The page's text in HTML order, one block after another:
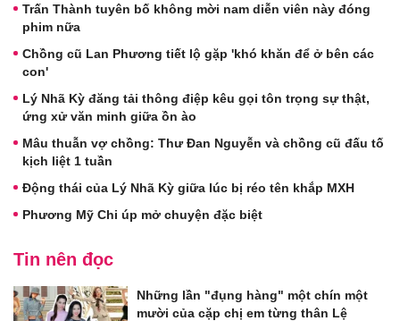
Trấn Thành tuyên bố không mời nam diễn viên này đóng
phim nữa
Chồng cũ Lan Phương tiết lộ gặp 'khó khăn để ở bên các
con'
Lý Nhã Kỳ đăng tải thông điệp kêu gọi tôn trọng sự thật,
ứng xử văn minh giữa ồn ào
Mâu thuẫn vợ chồng: Thư Đan Nguyễn và chồng cũ đấu tố
kịch liệt 1 tuần
Động thái của Lý Nhã Kỳ giữa lúc bị réo tên khắp MXH
Phương Mỹ Chi úp mở chuyện đặc biệt
Tin nên đọc
Những lần "đụng hàng" một chín một
mười của cặp chị em từng thân Lệ